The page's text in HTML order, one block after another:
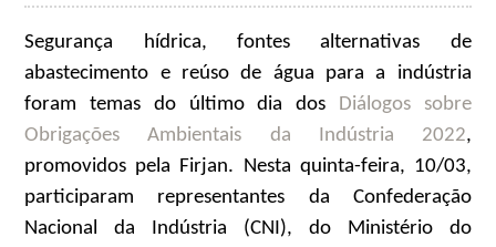
Segurança hídrica, fontes alternativas de
abastecimento e reúso de água para a indústria
foram temas do último dia dos Diálogos sobre
Obrigações Ambientais da Indústria 2022,
promovidos pela Firjan. Nesta quinta-feira, 10/03,
participaram representantes da Confederação
Nacional da Indústria (CNI), do Ministério do